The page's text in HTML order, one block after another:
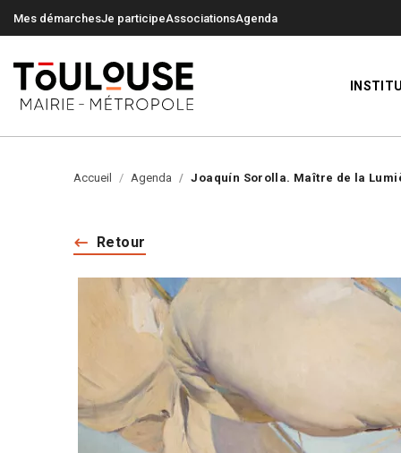
Mes démarchesJe participeAssociationsAgenda
Accueil Agenda Joaquín Sorolla. Maître de la
Retour